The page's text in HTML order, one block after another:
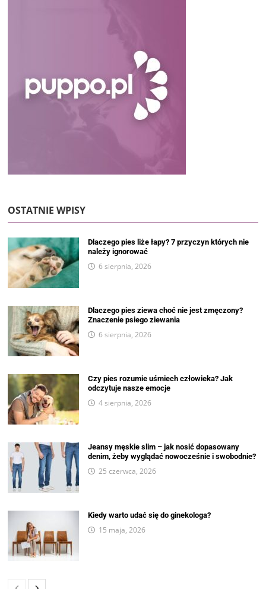
OSTATNIE WPISY
Dlaczego pies liże łapy? 7 przyczyn których nie
należy ignorować
6 sierpnia, 2026
Dlaczego pies ziewa choć nie jest zmęczony?
Znaczenie psiego ziewania
6 sierpnia, 2026
Czy pies rozumie uśmiech człowieka? Jak
odczytuje nasze emocje
4 sierpnia, 2026
Jeansy męskie slim – jak nosić dopasowany
denim, żeby wyglądać nowocześnie i swobodnie?
25 czerwca, 2026
Kiedy warto udać się do ginekologa?
15 maja, 2026